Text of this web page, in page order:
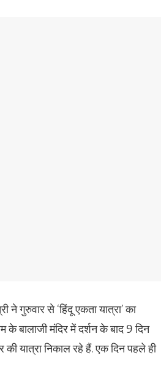
गुरुवार से ‘हिंदू एकता यात्रा’ का
के बालाजी मंदिर में दर्शन के बाद 9 दिन
यात्रा निकाल रहे हैं. एक दिन पहले ही